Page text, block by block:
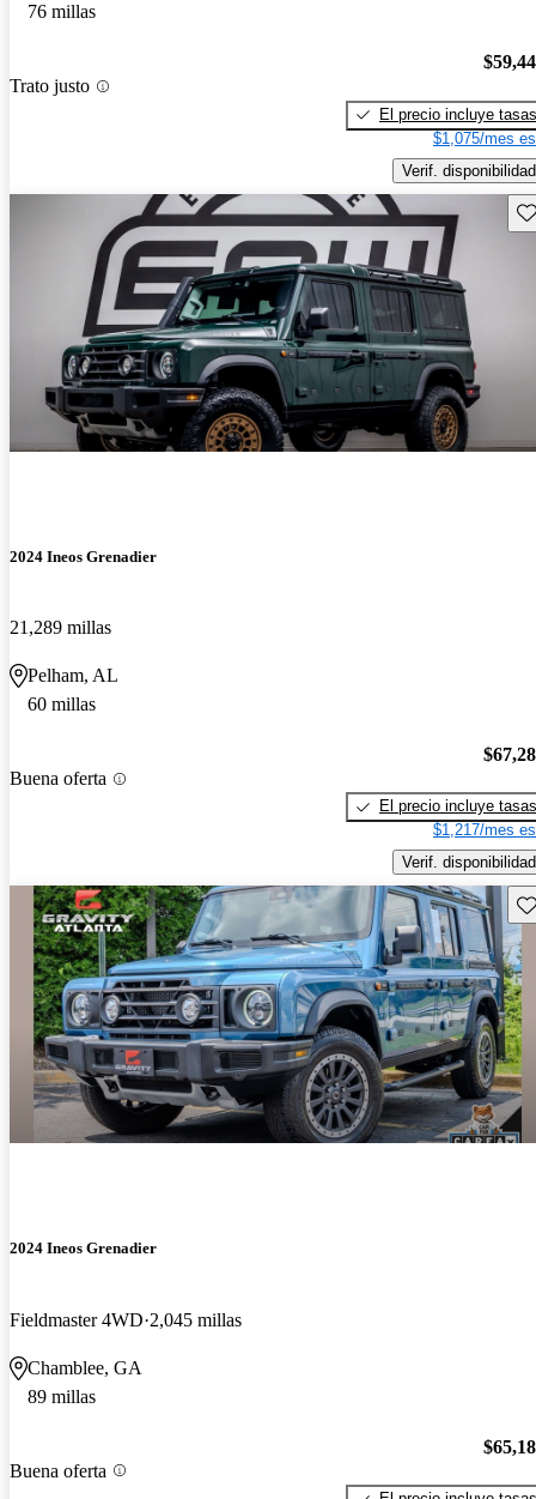
76 millas
Trato justo
El precio incluye tasas
$1,075/mes
Verif. disponibilidad
2024 Ineos Grenadier
21,289 millas
Pelham, AL
60 millas
Buena oferta
El precio incluye tasas
$1,217/mes
Verif. disponibilidad
2024 Ineos Grenadier
Fieldmaster 4WD 2,045 millas
Chamblee, GA
89 millas
Buena oferta